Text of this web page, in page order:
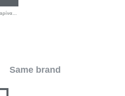
Λαμπάδα για κορίτσι "Γατούλα Μπαλαρίνα floral " με λαστιχάκι μαλλιών και όνομα
Same brand